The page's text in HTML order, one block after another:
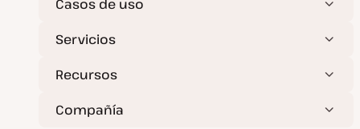
a
Casos de uso
Servicios
Recursos
Compañía